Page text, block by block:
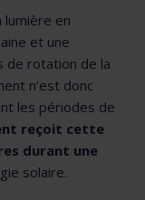
lumière en
et une
de rotation de la
n’est donc
les périodes de
reçoit cette
durant une
solaire.